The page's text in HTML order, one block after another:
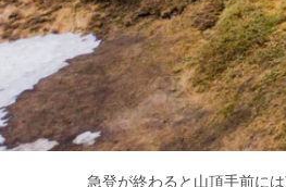
急登が終わると山頂手前に